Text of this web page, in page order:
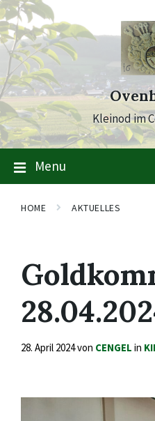
Skip
to
content
Skip
to
main
navigation
Skip
to
footer
Kleinod im
Menu
HOME AKTUELLES
28. April 2024von CENGEL in